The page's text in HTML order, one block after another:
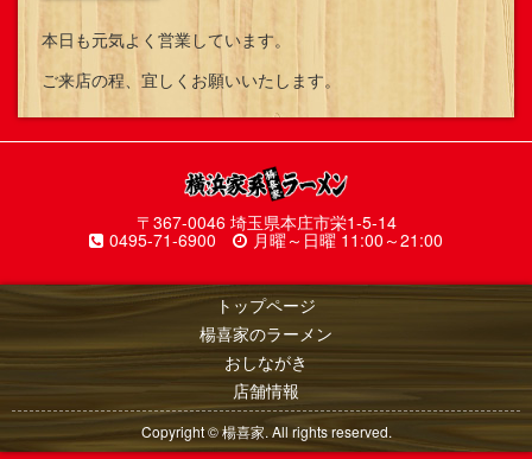
本日も元気よく営業しています。
ご来店の程、宜しくお願いいたします。
〒367-0046 埼玉県本庄市栄1-5-14
0495-71-6900 月曜～日曜 11:00～21:00
トップページ
楊喜家のラーメン
おしながき
店舗情報
Copyright © 楊喜家. All rights reserved.